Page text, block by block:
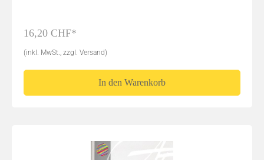
16,20 CHF*
(inkl. MwSt., zzgl. Versand)
In den Warenkorb